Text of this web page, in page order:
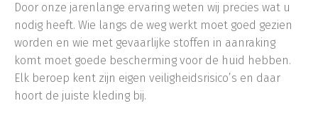
Door onze jarenlange ervaring weten wij precies wat u
nodig heeft. Wie langs de weg werkt moet goed gezien
worden en wie met gevaarlijke stoffen in aanraking
komt moet goede bescherming voor de huid hebben.
Elk beroep kent zijn eigen veiligheidsrisico’s en daar
hoort de juiste kleding bij.